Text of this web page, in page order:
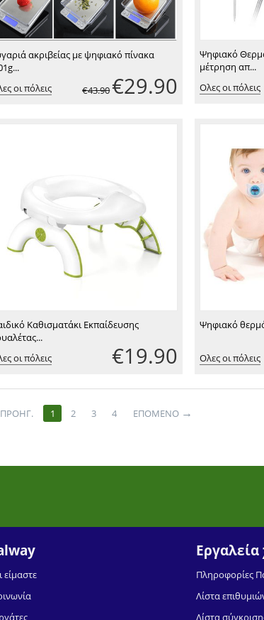
ακριβείας με ψηφιακό πίνακα
οι πόλεις
€43.90 €29.90
Ψηφιακό
μέτρηση απ...
Ολες οι πόλεις
Καθισματάκι Εκπαίδευσης
οι πόλεις
€19.90
Ψηφιακό
Ολες οι πόλεις
ΠΡΟΗΓ. 1 2 3 4 ΕΠΌΜΕΝΟ →
είμαστε
Εργαλεία
Πληροφορίες
Λίστα
Λίστα